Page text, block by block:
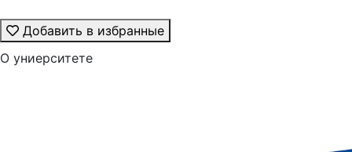
Добавить в избранные
О униерситете